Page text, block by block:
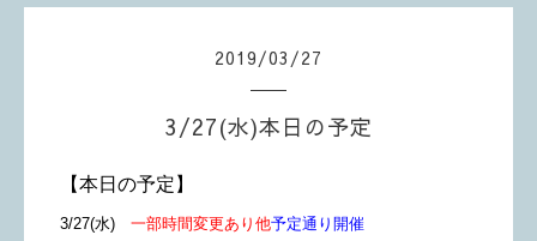
2019/03 /27
3/27(水)本日の予定
【本日の予定】
3/27(水) 一部時間変更あり他予定通り開催